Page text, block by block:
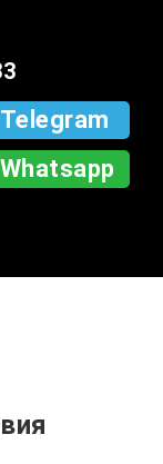
Telegram
Whatsapp